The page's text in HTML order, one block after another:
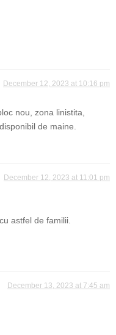
December 12, 2023 at 10:16 pm
nou, zona linistita,
de maine.
December 12, 2023 at 11:01 pm
astfel de familii.
December 13, 2023 at 7:45 am